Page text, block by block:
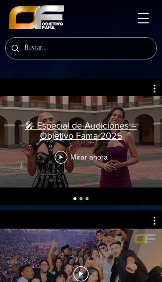
🎤 Especial de Audiciones –
Objetivo Fama 2025
Mirar ahora